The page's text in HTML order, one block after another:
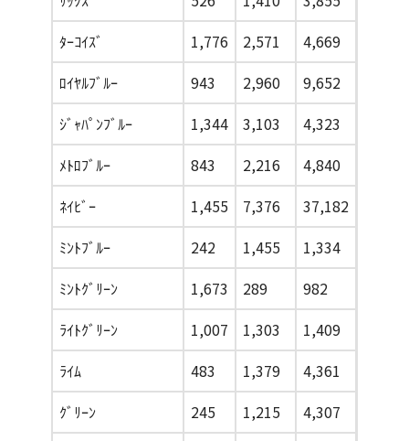
ﾀｰｺｲｽﾞ
1,776 2,571 4,669
ﾛｲﾔﾙﾌﾞﾙｰ
943 2,960 9,652
ｼﾞｬﾊﾟﾝﾌﾞﾙｰ
1,344 3,103 4,323
ﾒﾄﾛﾌﾞﾙｰ
843 2,216 4,840
ﾈｲﾋﾞｰ
1,455 7,376 37,182
ﾐﾝﾄﾌﾞﾙｰ
242 1,455 1,334
ﾐﾝﾄｸﾞﾘｰﾝ
1,673 289 982
ﾗｲﾄｸﾞﾘｰﾝ
1,007 1,303 1,409
ﾗｲﾑ
483 1,379 4,361
ｸﾞﾘｰﾝ
245 1,215 4,307